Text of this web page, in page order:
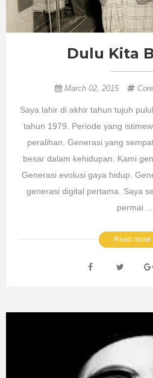
Dulu Kita
March 02, 2015
Saya lahir di akhir tahun tujuh
tahun 1979. Periode yang
peralihan. Generasi yang
besar dalam kehidupan. Kami
Generasi evolusi gaya hidup.
generasi digital pertama. Saya
permai ...
Read more